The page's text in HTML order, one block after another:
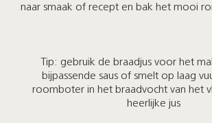
naar smaak of recept en bak het mooi
Tip: gebruik de braadjus voor het
bijpassende saus of smelt op laag
roomboter in het braadvocht van het
heerlijke jus